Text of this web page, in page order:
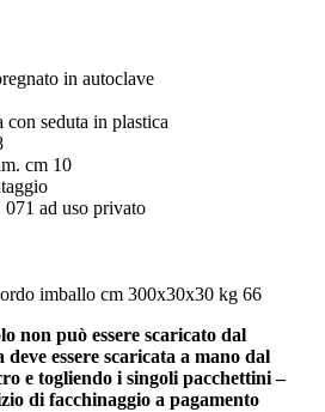
in autoclave
seduta in plastica
cm 10
ad uso privato
imballo cm 300x30x30 kg 66
non può essere scaricato dal
essere scaricata a mano dal
e togliendo i singoli pacchettini –
di facchinaggio a pagamento